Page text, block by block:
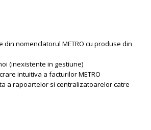
din nomenclatorul METRO cu produse din
(inexistente in gestiune)
intuitiva a facturilor METRO
a rapoartelor si centralizatoarelor catre